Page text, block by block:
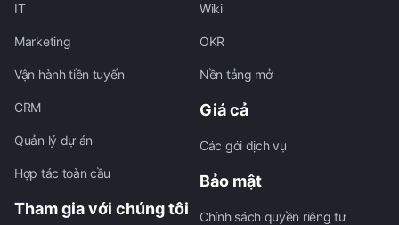
IT
Marketing
Vận hành tiền tuyến
CRM
Quản lý dự án
Hợp tác toàn cầu
Tham gia với chúng tôi
Wiki
OKR
Nền tảng mở
Giá cả
Các gói dịch vụ
Bảo mật
Chính sách quyền riêng tư